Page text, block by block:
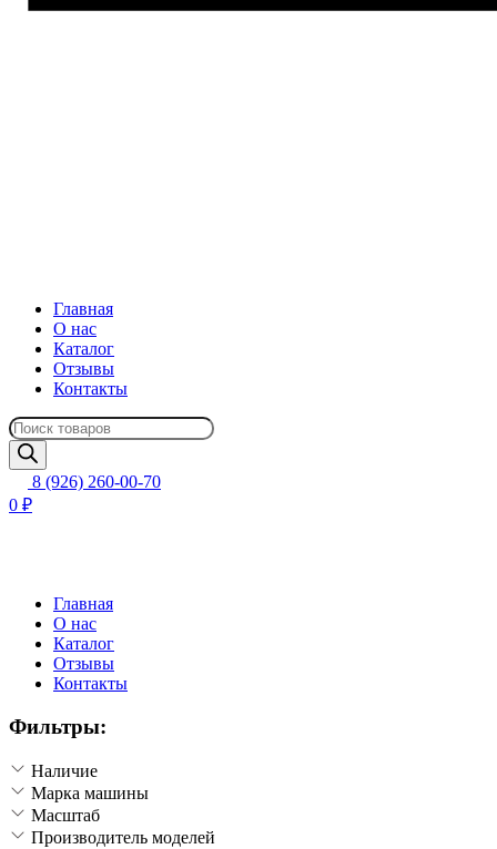
Главная
О нас
Каталог
Отзывы
Контакты
Поиск
товаров
8 (926) 260-00-70
0 ₽
Главная
О нас
Каталог
Отзывы
Контакты
Фильтры:
Наличие
Марка машины
Масштаб
Производитель моделей